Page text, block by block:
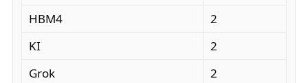
HBM4
2
KI
2
Grok
2